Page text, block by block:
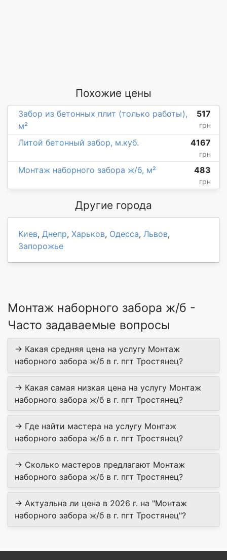
Похожие цены
Забор из бетонных плит (только работы),
м²
517
грн
Литой бетонный забор, м.куб. 4167
грн
Монтаж наборного забора ж/б, м² 483
грн
Другие города
Киев, Днепр, Харьков, Одесса, Львов,
Запорожье
Монтаж наборного забора ж/б -
Часто задаваемые вопросы
→ Какая средняя цена на услугу Монтаж
наборного забора ж/б в г. пгт Тростянец?
→ Какая самая низкая цена на услугу Монтаж
наборного забора ж/б в г. пгт Тростянец?
→ Где найти мастера на услугу Монтаж
наборного забора ж/б в г. пгт Тростянец?
→ Сколько мастеров предлагают Монтаж
наборного забора ж/б в г. пгт Тростянец?
→ Актуальна ли цена в 2026 г. на "Монтаж
наборного забора ж/б в г. пгт Тростянец"?